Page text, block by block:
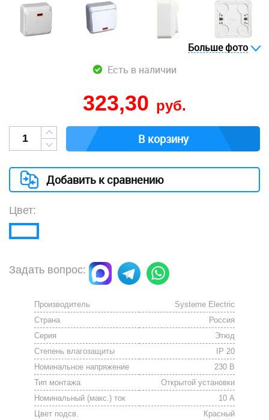
Больше фото
Есть в наличии
323,30 руб.
В корзину
Добавить к сравнению
Цвет:
Задать вопрос:
Производитель
Systeme Electric
Страна
Россия
Серия
Этюд
Степень влагозащиты
IP 20
Номинальное напряжение
230 В
Тип монтажа
Открытой установки
Номинальный (макс.) ток
10 А
Цвет подсв.
Красный